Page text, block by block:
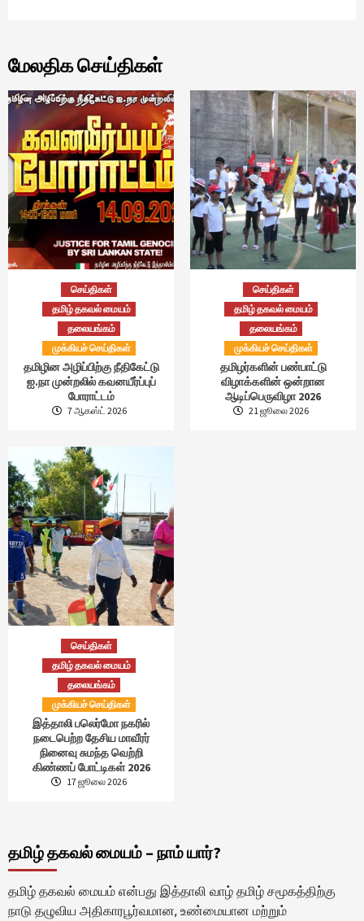
மேலதிக செய்திகள்
செய்திகள்
தமிழ் தகவல் மையம்
தலையங்கம்
முக்கியச் செய்திகள்
தமிழின அழிப்பிற்கு நீதிகேட்டு
ஐ.நா முன்றலில் கவனயீர்ப்புப்
போராட்டம்
7 ஆகஸ்ட் 2026
செய்திகள்
தமிழ் தகவல் மையம்
தலையங்கம்
முக்கியச் செய்திகள்
தமிழர்களின் பண்பாட்டு
விழாக்களின் ஒன்றான
ஆடிப்பெருவிழா 2026
21 ஜூலை 2026
செய்திகள்
தமிழ் தகவல் மையம்
தலையங்கம்
முக்கியச் செய்திகள்
இத்தாலி பலெர்மோ நகரில்
நடைபெற்ற தேசிய மாவீரர்
நினைவு சுமந்த வெற்றி
கிண்ணப் போட்டிகள் 2026
17 ஜூலை 2026
தமிழ் தகவல் மையம் – நாம் யார்?
தமிழ் தகவல் மையம் என்பது இத்தாலி வாழ் தமிழ் சமூகத்திற்கு
நாடு தழுவிய அதிகாரபூர்வமான, உண்மையான மற்றும்